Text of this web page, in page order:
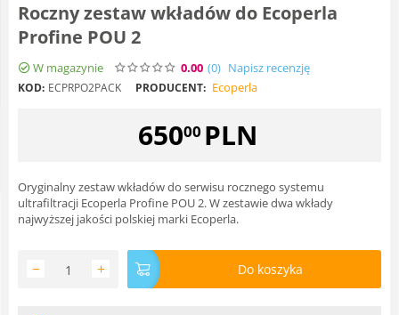
Roczny zestaw wkładów do Ecoperla
Profine POU 2
W magazynie 0.00 (0) Napisz recenzję
KOD: ECPRPO2PACK PRODUCENT: Ecoperla
65000 PLN
Oryginalny zestaw wkładów do serwisu rocznego systemu
ultrafiltracji Ecoperla Profine POU 2. W zestawie dwa wkłady
najwyższej jakości polskiej marki Ecoperla.
+
− Do koszyka